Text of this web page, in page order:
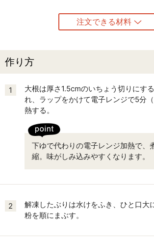
注文できる材料
作り方
1
大根は厚さ1.5cmのいちょう切りにす
れ、ラップをかけて電子レンジで5分
熱する。
下ゆで代わりの電子レンジ加熱で、
縮。味がしみ込みやすくなります。
2
解凍したぶりは水けをふき、ひと口大
粉を順にまぶす。